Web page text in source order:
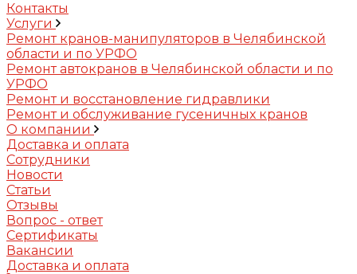
Контакты
Услуги
Ремонт кранов-манипуляторов в Челябинской
области и по УРФО
Ремонт автокранов в Челябинской области и по
УРФО
Ремонт и восстановление гидравлики
Ремонт и обслуживание гусеничных кранов
О компании
Доставка и оплата
Сотрудники
Новости
Статьи
Отзывы
Вопрос - ответ
Сертификаты
Вакансии
Доставка и оплата